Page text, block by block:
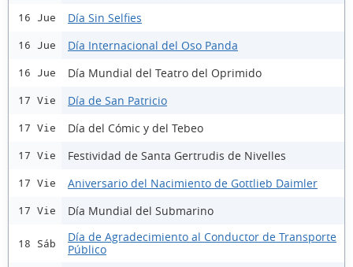
16 Jue Día Sin Selfies
16 Jue Día Internacional del Oso Panda
16 Jue Día Mundial del Teatro del Oprimido
17 Vie Día de San Patricio
17 Vie Día del Cómic y del Tebeo
17 Vie Festividad de Santa Gertrudis de Nivelles
17 Vie Aniversario del Nacimiento de Gottlieb Daimler
17 Vie Día Mundial del Submarino
18 Sáb
Día de Agradecimiento al Conductor de Transporte
Público